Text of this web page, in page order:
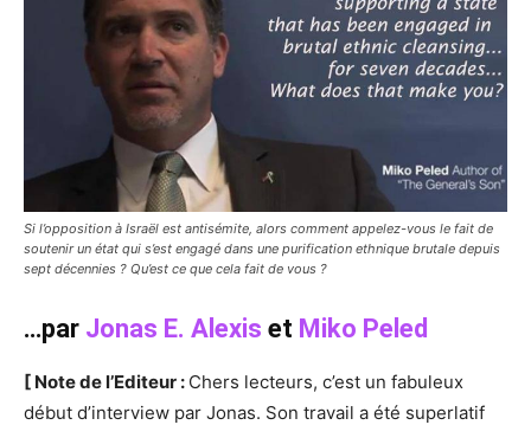
Si l’opposition à Israël est antisémite, alors comment appelez-vous le fait de
soutenir un état qui s’est engagé dans une purification ethnique brutale depuis
sept décennies ? Qu’est ce que cela fait de vous ?
…par Jonas E. Alexis et Miko Peled
[ Note de l’Editeur : Chers lecteurs, c’est un fabuleux
début d’interview par Jonas. Son travail a été superlatif